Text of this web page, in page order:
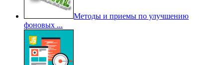
Методы и приемы по улучшению
фоновых ...